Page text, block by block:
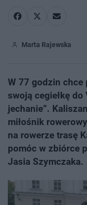
Marta Rajewska
W 77 godzin
swoją cegiełkę
jechanie”.
miłośnik
na rowerze trasę
pomóc w zbiórce
Jasia Szymczaka.